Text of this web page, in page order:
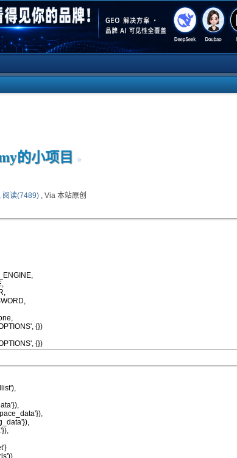
的小项目
, 阅读(7489) , Via 本站原创